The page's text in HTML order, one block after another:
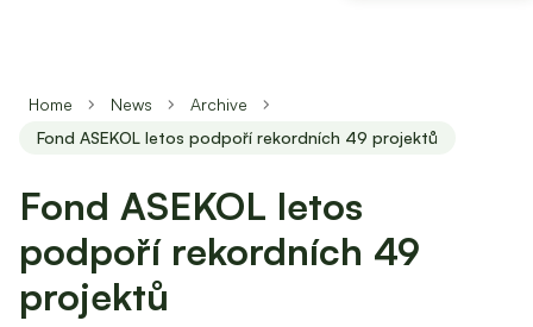
Home News
Archive
Fond ASEKOL letos podpoří rekordních 49 projektů
Fond ASEKOL letos
podpoří rekordních 49
projektů